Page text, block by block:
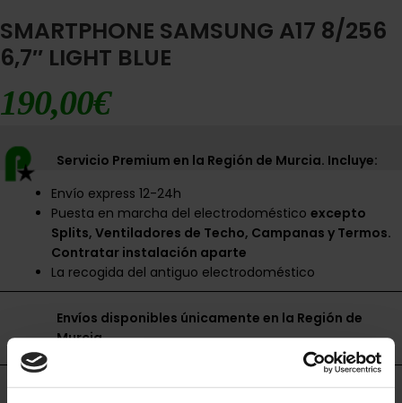
SMARTPHONE SAMSUNG A17 8/256
6,7″ LIGHT BLUE
190,00€
Servicio Premium en la Región de Murcia. Incluye:
Envío express 12-24h
Puesta en marcha del electrodomésticoexcepto
Splits, Ventiladores de Techo, Campanas y Termos.
Contratar instalación aparte
La recogida del antiguo electrodoméstico
Envíos disponibles únicamente en la Región de
Murcia.
Financia a plazos con Cetelem